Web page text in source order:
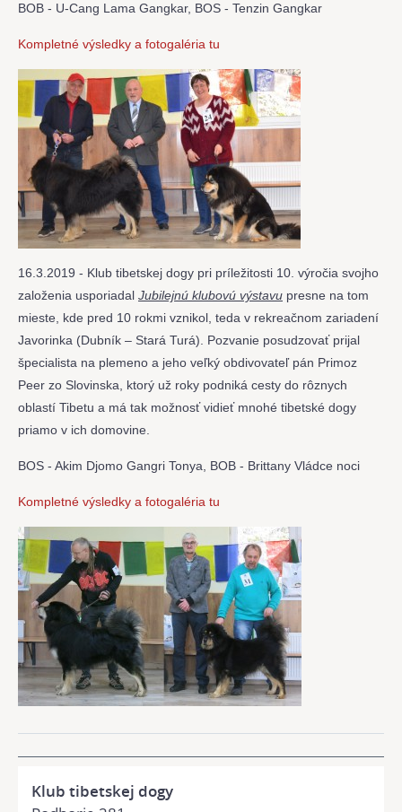
BOB - U-Cang Lama Gangkar, BOS - Tenzin Gangkar
Kompletné výsledky a fotogaléria tu
16.3.2019 - Klub tibetskej dogy pri príležitosti 10. výročia svojho
založenia usporiadal Jubilejnú klubovú výstavu presne na tom
mieste, kde pred 10 rokmi vznikol, teda v rekreačnom zariadení
Javorinka (Dubník – Stará Turá). Pozvanie posudzovať prijal
špecialista na plemeno a jeho veľký obdivovateľ pán Primoz
Peer zo Slovinska, ktorý už roky podniká cesty do rôznych
oblastí Tibetu a má tak možnosť vidieť mnohé tibetské dogy
priamo v ich domovine.
BOS - Akim Djomo Gangri Tonya, BOB - Brittany Vládce noci
Kompletné výsledky a fotogaléria tu
Klub tibetskej dogy